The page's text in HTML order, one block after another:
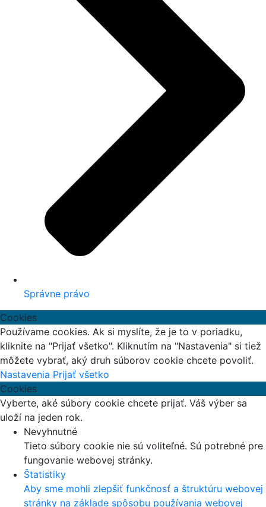
Správne právo
Cookies
Používame cookies. Ak si myslíte, že je to v poriadku,
kliknite na "Prijať všetko". Kliknutím na "Nastavenia" si tiež
môžete vybrať, aký druh súborov cookie chcete povoliť.
Nastavenia Prijať všetko
Cookies
Vyberte, aké súbory cookie chcete prijať. Váš výber sa
uloží na jeden rok.
Nevyhnutné
Tieto súbory cookie nie sú voliteľné. Sú potrebné pre
fungovanie webovej stránky.
Štatistiky
Aby sme mohli zlepšiť funkčnosť a štruktúru webovej
stránky na základe spôsobu používania webovej